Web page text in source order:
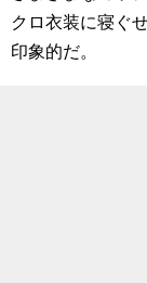
クロ衣装に寝ぐ
印象的だ。